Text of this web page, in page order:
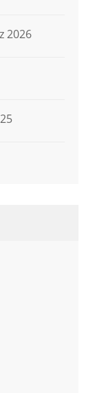
2026